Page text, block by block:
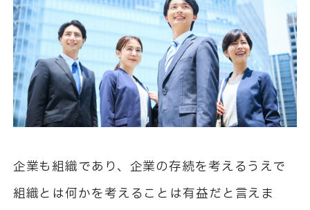
企業も組織であり、企業の存続を考えるうえで
組織とは何かを考えることは有益だと言えま